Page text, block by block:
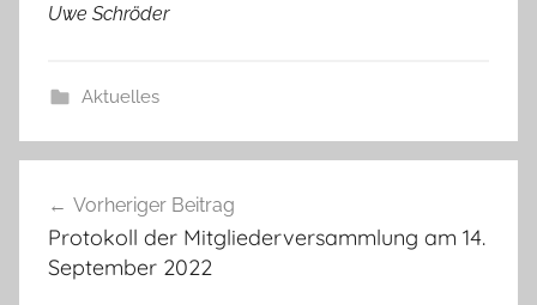
Uwe Schröder
Aktuelles
Vorheriger Beitrag
Protokoll der Mitgliederversammlung am 14.
September 2022